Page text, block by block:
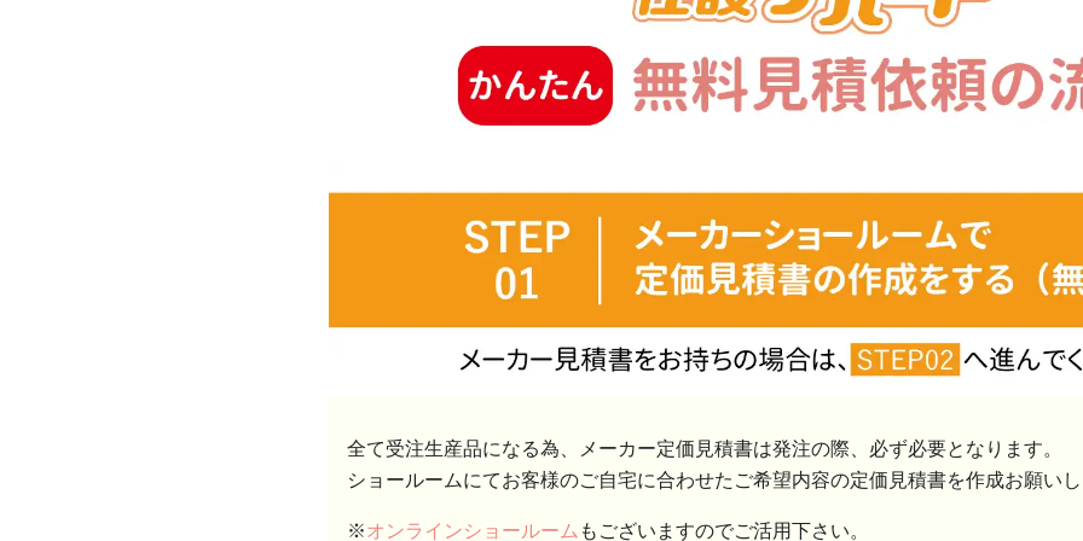
全て受注生産品になる為、メーカー定価見積書は発注の際、必ず必要となります。
ショールームにてお客様のご自宅に合わせたご希望内容の定価見積書を作成お願い
※オンラインショールーム もございますのでご活用下さい。